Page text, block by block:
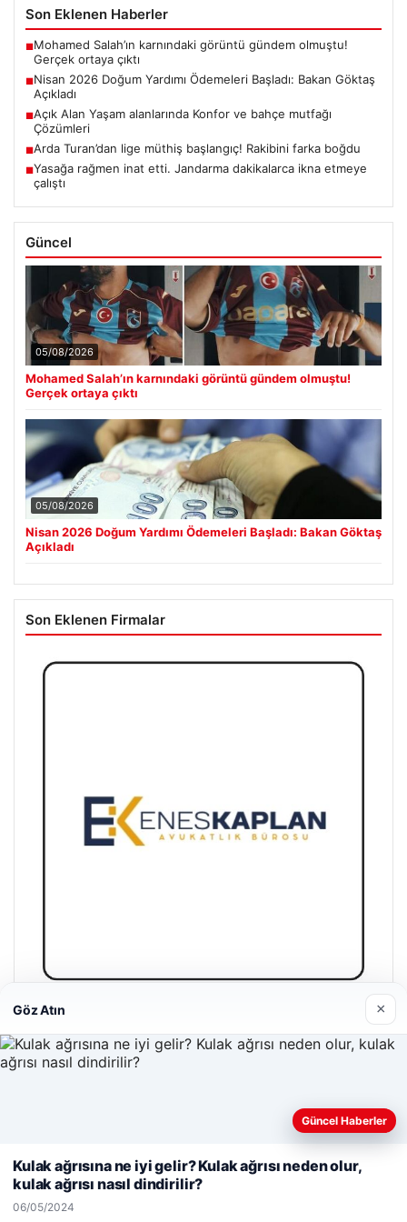
Son Eklenen Haberler
■Mohamed Salah’ın karnındaki görüntü gündem olmuştu!
Gerçek ortaya çıktı
■Nisan 2026 Doğum Yardımı Ödemeleri Başladı: Bakan Göktaş
Açıkladı
■Açık Alan Yaşam alanlarında Konfor ve bahçe mutfağı
Çözümleri
■Arda Turan’dan lige müthiş başlangıç! Rakibini farka boğdu
■Yasağa rağmen inat etti. Jandarma dakikalarca ikna etmeye
çalıştı
Güncel
05/08/2026
Mohamed Salah’ın karnındaki görüntü gündem olmuştu!
Gerçek ortaya çıktı
05/08/2026
Nisan 2026 Doğum Yardımı Ödemeleri Başladı: Bakan Göktaş
Açıkladı
Son Eklenen Firmalar
Enes Kaplan Avukatlık Bürosu
28/04/2026
© 2026 Yemek Molası – Güncel Haberler
Web sitemizi nasıl kullandığınızı daha iyi anlayabilmek,
kullanıyoruz.Çerez Politikamız
Reddet
Göz Atın ×
Güncel Haberler
Kulak ağrısına ne iyi gelir? Kulak ağrısı neden olur,
kulak ağrısı nasıl dindirilir?
06/05/2024